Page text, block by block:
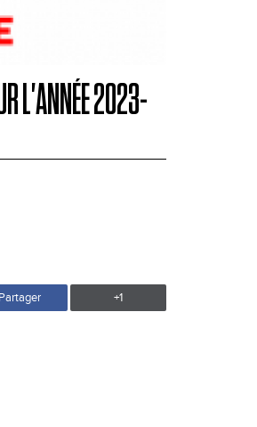
L'ANNÉE 2023-
Partager +1